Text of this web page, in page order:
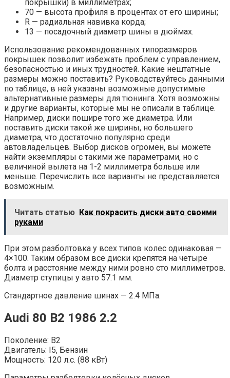
покрышки) в миллиметрах;
70 — высота профиля в процентах от его ширины;
R — радиальная навивка корда;
13 — посадочный диаметр шины в дюймах.
Использование рекомендованных типоразмеров
покрышек позволит избежать проблем с управлением,
безопасностью и иных трудностей. Какие нештатные
размеры можно поставить? Руководствуйтесь данными
по таблице, в ней указаны возможные допустимые
альтернативные размеры для тюнинга. Хотя возможны
и другие варианты, которые мы не описали в таблице.
Например, диски пошире того же диаметра. Или
поставить диски такой же ширины, но большего
диаметра, что достаточно популярно среди
автовладельцев. Выбор дисков огромен, вы можете
найти экземпляры с такими же параметрами, но с
величиной вылета на 1-2 миллиметра больше или
меньше. Перечислить все варианты не представляется
возможным.
Читать статью Как покрасить диски авто своими
руками
При этом разболтовка у всех типов колес одинаковая —
4×100. Таким образом все диски крепятся на четыре
болта и расстояние между ними ровно сто миллиметров.
Диаметр ступицы у авто 57.1 мм.
Стандартное давление шинах — 2.4 МПа.
Audi 80 B2 1986 2.2
Поколение: B2
Двигатель: I5, Бензин
Мощность: 120 л.с. (88 кВт)